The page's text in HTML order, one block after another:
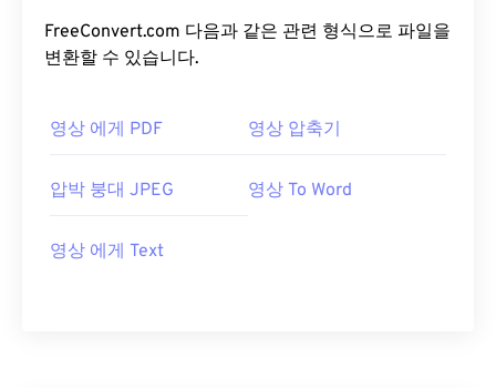
FreeConvert.com 다음과 같은 관련 형식으로 파일을
변환할 수 있습니다.
영상 에게 PDF 영상 압축기
압박 붕대 JPEG 영상 To Word
영상 에게 Text